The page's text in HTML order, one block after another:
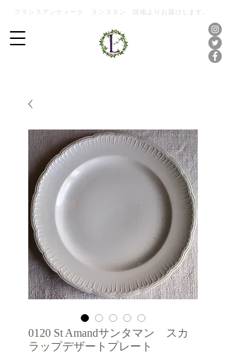
フランスアンティーク ランスタン 現地よりお届けします。
0120 St Amandサンタマン スカ
ラップデザートプレート